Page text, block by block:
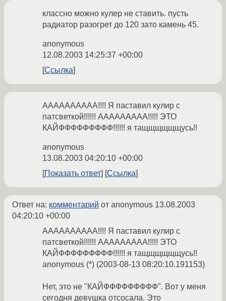
классно можно кулер не ставить. пусть
радиатор разогрет до 120 зато камень 45.
anonymous
12.08.2003 14:25:37 +00:00
Ссылка
АААААААААА!!!! Я паставил кулир с
патсветкой!!!!!! ААААААААА!!!!! ЭТО
КАЙФФФФФФФФФ!!!!!! я тащщщщщщусь!!
anonymous
13.08.2003 04:20:10 +00:00
Показать ответ
Ссылка
Ответ на: комментарий от anonymous 13.08.2003
04:20:10 +00:00
АААААААААА!!!! Я паставил кулир с
патсветкой!!!!!! ААААААААА!!!!! ЭТО
КАЙФФФФФФФФФ!!!!!! я тащщщщщщусь!!
anonymous (*) (2003-08-13 08:20:10.191153)
Нет, это не "КАЙФФФФФФФФФ". Вот у меня
сегодня девушка отсосала. Это